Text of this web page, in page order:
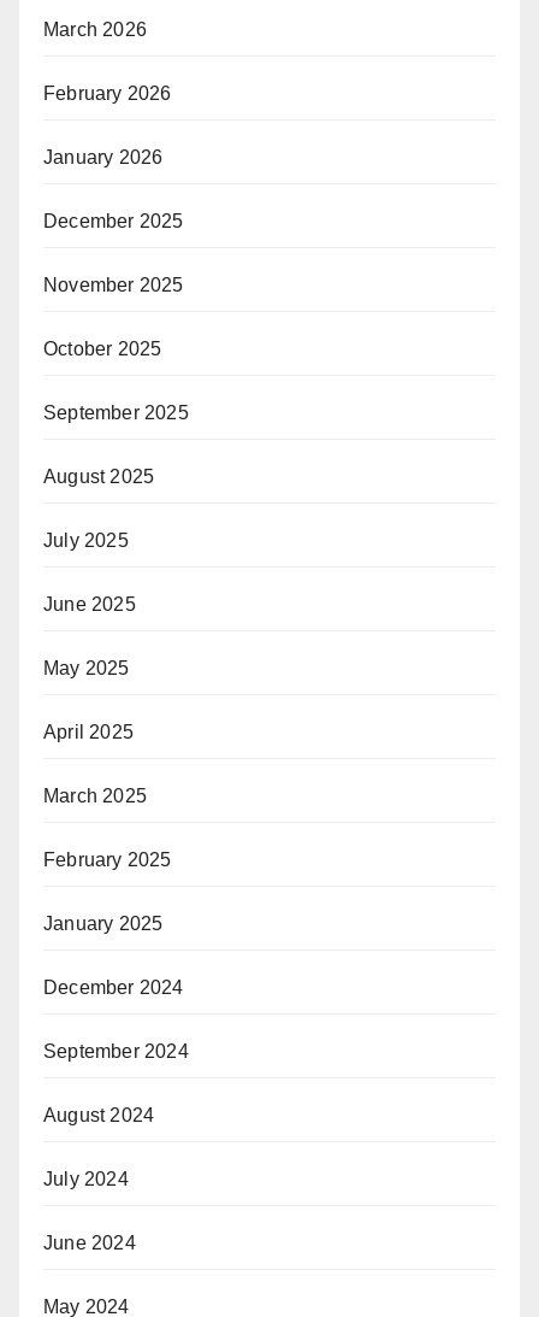
March 2026
February 2026
January 2026
December 2025
November 2025
October 2025
September 2025
August 2025
July 2025
June 2025
May 2025
April 2025
March 2025
February 2025
January 2025
December 2024
September 2024
August 2024
July 2024
June 2024
May 2024